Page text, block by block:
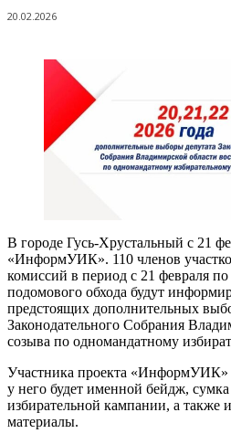
20.02.2026
В городе Гусь-Хрустальный с 21
«ИнформУИК». 110 членов
комиссий в период с 21 февраля
подомового обхода будут
предстоящих дополнительных
Законодательного Собрания
созыва по одномандатному
Участника проекта «ИнформУИК»
у него будет именной бейдж,
избирательной кампании, а
материалы.